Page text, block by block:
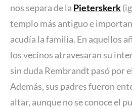
nos separa de la Pieterskerk
templo más antiguo e
acudía la familia. En aquellos
los vecinos atravesaran su
sin duda Rembrandt pasó por
Además, sus padres fueron
altar, aunque no se conoce el